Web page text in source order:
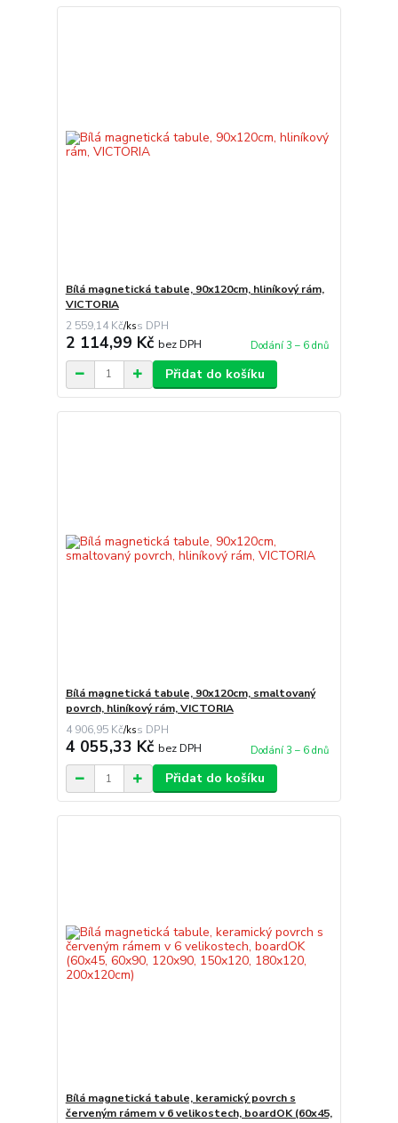
Bílá magnetická tabule, 90x120cm, hliníkový rám,
VICTORIA
2 559,14 Kč/ks
2 114,99 Kč bez DPH Dodání 3 – 6 dnů
Přidat do košíku
Bílá magnetická tabule, 90x120cm, smaltovaný
povrch, hliníkový rám, VICTORIA
4 906,95 Kč/ks
4 055,33 Kč bez DPH Dodání 3 – 6 dnů
Přidat do košíku
Bílá magnetická tabule, keramický povrch s
červeným rámem v 6 velikostech, boardOK (60x45,